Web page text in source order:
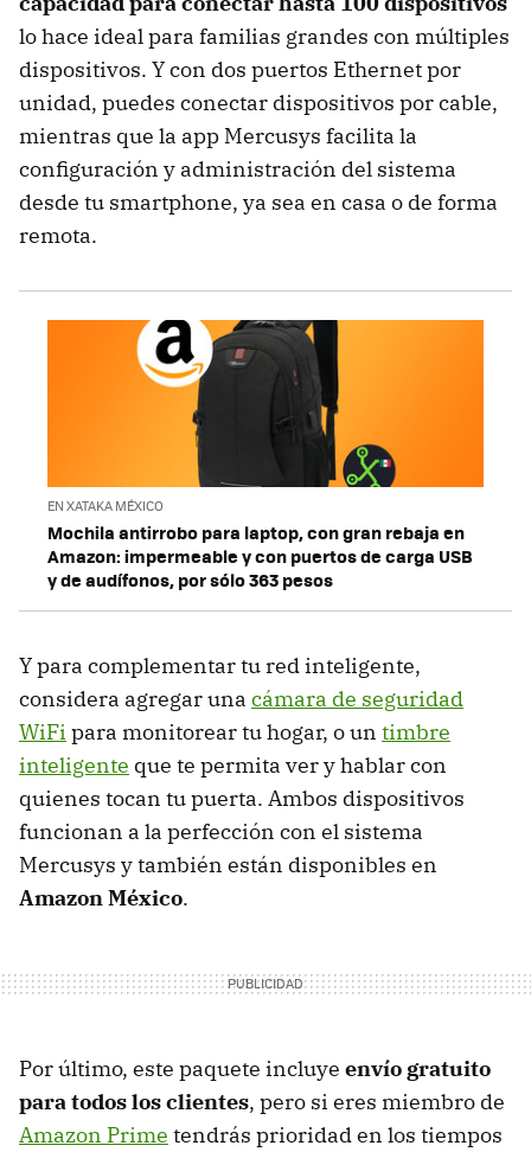
lo hace ideal para familias grandes con múltiples
dispositivos. Y con dos puertos Ethernet por
unidad, puedes conectar dispositivos por cable,
mientras que la app Mercusys facilita la
configuración y administración del sistema
desde tu smartphone, ya sea en casa o de forma
remota.
EN XATAKA MÉXICO
Mochila antirrobo para laptop, con gran rebaja en
Amazon: impermeable y con puertos de carga USB
y de audífonos, por sólo 363 pesos
Y para complementar tu red inteligente,
considera agregar una cámara de seguridad
WiFi para monitorear tu hogar, o un timbre
inteligente que te permita ver y hablar con
quienes tocan tu puerta. Ambos dispositivos
funcionan a la perfección con el sistema
Mercusys y también están disponibles en
Amazon México.
Por último, este paquete incluye envío gratuito
para todos los clientes, pero si eres miembro de
Amazon Prime tendrás prioridad en los tiempos